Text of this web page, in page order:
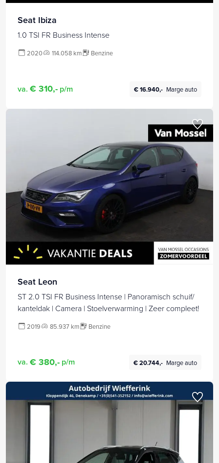
Seat Ibiza
1.0 TSI FR Business Intense
2020 114.058 km Benzine
va. € 310,- p/m € 16.940,- Marge auto
Seat Leon
ST 2.0 TSI FR Business Intense | Panoramisch schuif/
kanteldak | Camera | Stoelverwarming | Zeer compleet!
2019 85.937 km Benzine
va. € 380,- p/m € 20.744,- Marge auto